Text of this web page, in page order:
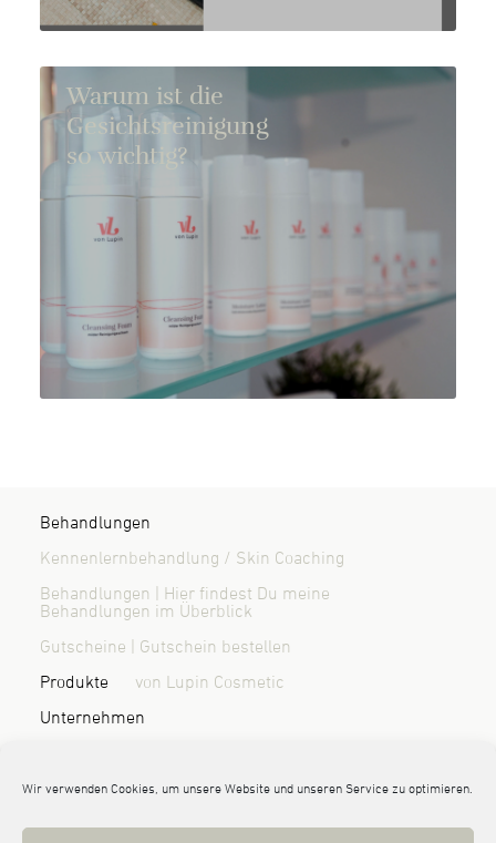
Wir verwenden Cookies, um unsere Website und unseren Service zu optimieren.
Warum ist die
Gesichtsreinigung
so wichtig?
Behandlungen
Kennenlernbehandlung / Skin Coaching
Behandlungen | Hier findest Du meine
Behandlungen im Überblick
Gutscheine | Gutschein bestellen
Produkte
von Lupin Cosmetic
Unternehmen
Blog & News
Kontakt / Anfahrt